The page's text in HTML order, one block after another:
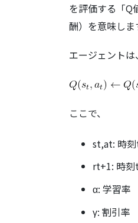
を評価する「Q
酬）を意味しま
エージェント
ここで、
st​,at​: 時
rt+1​: 時刻
α: 学習率
γ: 割引率